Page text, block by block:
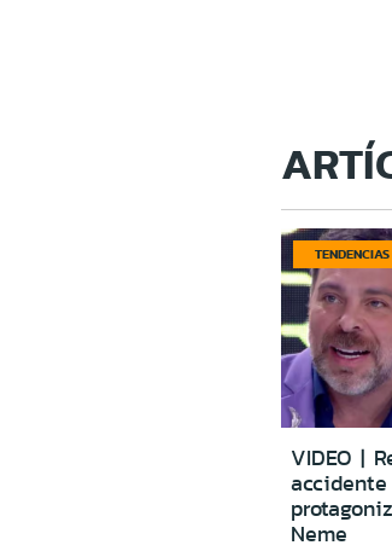
TENDENCIAS
VIDEO |
Neme